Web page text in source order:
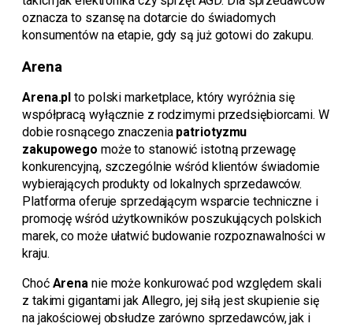
oznacza to szansę na dotarcie do świadomych
konsumentów na etapie, gdy są już gotowi do zakupu.
Arena
Arena.pl to polski marketplace, który wyróżnia się
współpracą wyłącznie z rodzimymi przedsiębiorcami. W
dobie rosnącego znaczenia patriotyzmu
zakupowego może to stanowić istotną przewagę
konkurencyjną, szczególnie wśród klientów świadomie
wybierających produkty od lokalnych sprzedawców.
Platforma oferuje sprzedającym wsparcie techniczne i
promocję wśród użytkowników poszukujących polskich
marek, co może ułatwić budowanie rozpoznawalności w
kraju.
Choć Arena nie może konkurować pod względem skali
z takimi gigantami jak Allegro, jej siłą jest skupienie się
na jakościowej obsłudze zarówno sprzedawców, jak i